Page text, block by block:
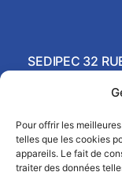
Pour offrir les
telles que les cookies
appareils. Le fait de
traiter des données
SEDIPEC 32
2 AVENUE